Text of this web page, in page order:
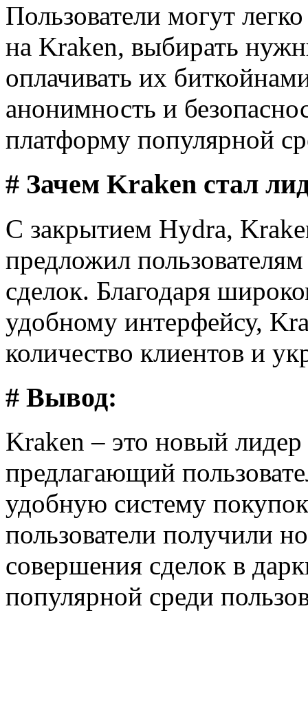
Пользователи могут
на Kraken, выбирать
оплачивать их
анонимность и
платформу популярной
# Зачем Kraken стал
С закрытием Hydra,
предложил
сделок. Благодаря
удобному интерфейсу,
количество клиентов и
# Вывод:
Kraken – это новый
предлагающий
удобную систему
пользователи получили
совершения сделок в
популярной среди